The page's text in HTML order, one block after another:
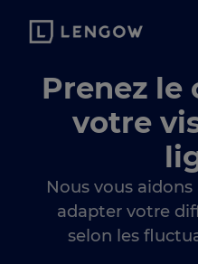
Prenez le
votre
Nous vous
adapter votre
selon les